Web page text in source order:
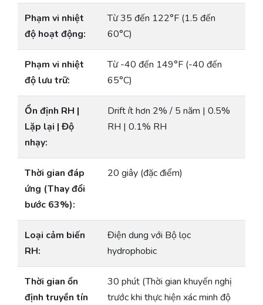
Phạm vi nhiệt
độ hoạt động:
Từ 35 đến 122°F (1.5 đến
60°C)
Phạm vi nhiệt
độ lưu trữ:
Từ -40 đến 149°F (-40 đến
65°C)
Ổn định RH |
Lặp lại | Độ
nhạy:
Drift ít hơn 2% / 5 năm | 0.5%
RH | 0.1% RH
Thời gian đáp
ứng (Thay đổi
bước 63%):
20 giây (đặc điểm)
Loại cảm biến
RH:
Điện dung với Bộ lọc
hydrophobic
Thời gian ổn
định truyền tín
30 phút (Thời gian khuyến nghị
trước khi thực hiện xác minh độ